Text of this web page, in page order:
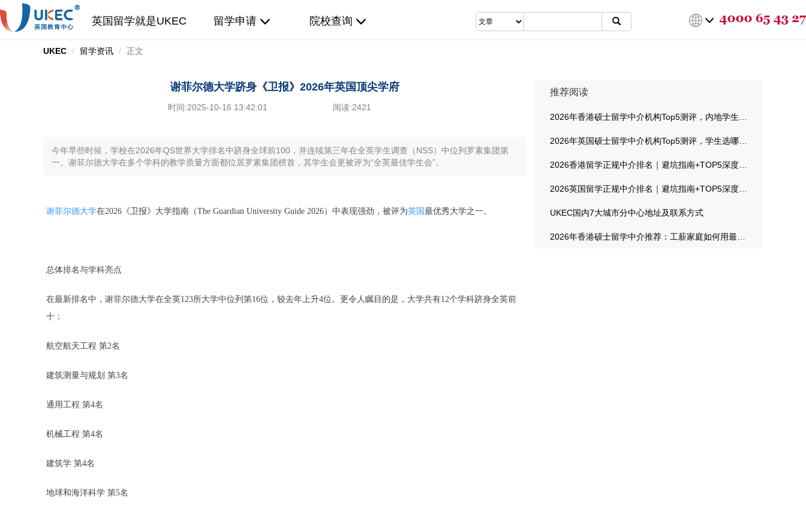
英国留学就是UKEC 留学申请 院校查询
UKEC 留学资讯 正文
谢菲尔德大学跻身《卫报》2026年英国顶尖学府
时间:2025-10-16 13:42:01 阅读:2421
今年早些时候，学校在2026年QS世界大学排名中跻身全球前100，并连续第三年在全英学生调查（NSS）中位列罗素集团第
一。谢菲尔德大学在多个学科的教学质量方面都位居罗素集团榜首，其学生会更被评为“全英最佳学生会”。
谢菲尔德大学在2026《卫报》大学指南（The Guardian University Guide 2026）中表现强劲，被评为英国 最优秀大学之一。
总体排名与学科亮点
在最新排名中，谢菲尔德大学在全英123所大学中位列第16位，较去年上升4位。更令人瞩目的是，大学共有12个学科跻身全英前
十：
航空航天工程 第2名
建筑测量与规划 第3名
通用工程 第4名
机械工程 第4名
建筑学 第4名
地球和海洋科学 第5名
推荐阅读
UKEC国内7大城市分中心地址及联系方式